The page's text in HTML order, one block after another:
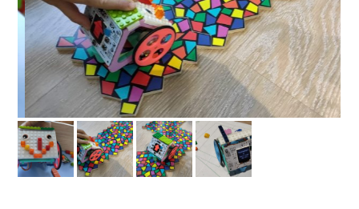
Programant el recorregut